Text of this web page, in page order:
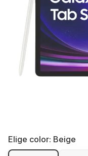
Elige color: Beige